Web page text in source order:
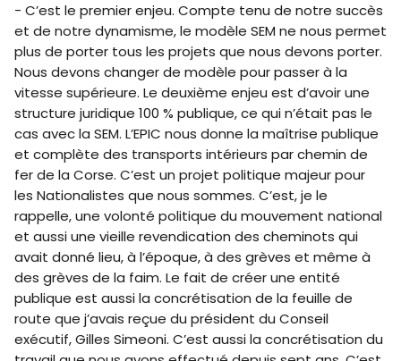
- C’est le premier enjeu. Compte tenu de notre succès
et de notre dynamisme, le modèle SEM ne nous permet
plus de porter tous les projets que nous devons porter.
Nous devons changer de modèle pour passer à la
vitesse supérieure. Le deuxième enjeu est d’avoir une
structure juridique 100 % publique, ce qui n’était pas le
cas avec la SEM. L’EPIC nous donne la maîtrise publique
et complète des transports intérieurs par chemin de
fer de la Corse. C’est un projet politique majeur pour
les Nationalistes que nous sommes. C’est, je le
rappelle, une volonté politique du mouvement national
et aussi une vieille revendication des cheminots qui
avait donné lieu, à l’époque, à des grèves et même à
des grèves de la faim. Le fait de créer une entité
publique est aussi la concrétisation de la feuille de
route que j’avais reçue du président du Conseil
exécutif, Gilles Simeoni. C’est aussi la concrétisation du